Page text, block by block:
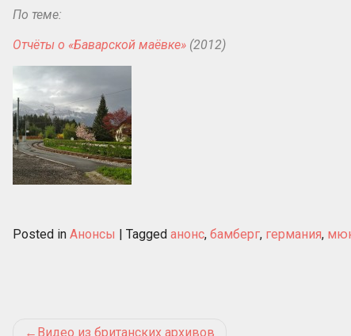
По теме:
Отчёты о «Баварской маёвке» (2012)
Posted in Анонсы | Tagged анонс, бамберг, германия,
Видео из британских архивов